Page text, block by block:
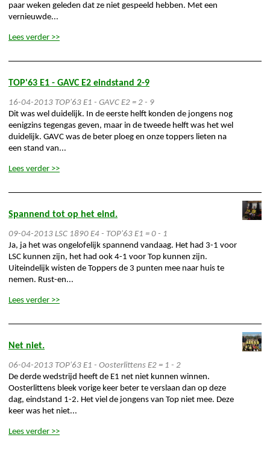
paar weken geleden dat ze niet gespeeld hebben. Met een
vernieuwde...
Lees verder >>
TOP'63 E1 - GAVC E2 eindstand 2-9
16-04-2013 TOP'63 E1 - GAVC E2 = 2 - 9
Dit was wel duidelijk. In de eerste helft konden de jongens nog
eenigzins tegengas geven, maar in de tweede helft was het wel
duidelijk. GAVC was de beter ploeg en onze toppers lieten na
een stand van...
Lees verder >>
Spannend tot op het eind.
09-04-2013 LSC 1890 E4 - TOP'63 E1 = 0 - 1
Ja, ja het was ongelofelijk spannend vandaag. Het had 3-1 voor
LSC kunnen zijn, het had ook 4-1 voor Top kunnen zijn.
Uiteindelijk wisten de Toppers de 3 punten mee naar huis te
nemen. Rust-en...
Lees verder >>
Net niet.
06-04-2013 TOP'63 E1 - Oosterlittens E2 = 1 - 2
De derde wedstrijd heeft de E1 net niet kunnen winnen.
Oosterlittens bleek vorige keer beter te verslaan dan op deze
dag, eindstand 1-2. Het viel de jongens van Top niet mee. Deze
keer was het niet...
Lees verder >>